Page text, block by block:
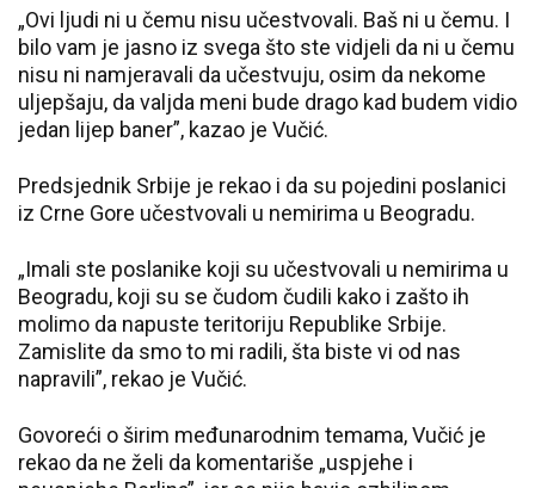
„Ovi ljudi ni u čemu nisu učestvovali. Baš ni u čemu. I
bilo vam je jasno iz svega što ste vidjeli da ni u čemu
nisu ni namjeravali da učestvuju, osim da nekome
uljepšaju, da valjda meni bude drago kad budem vidio
jedan lijep baner”, kazao je Vučić.
Predsjednik Srbije je rekao i da su pojedini poslanici
iz Crne Gore učestvovali u nemirima u Beogradu.
„Imali ste poslanike koji su učestvovali u nemirima u
Beogradu, koji su se čudom čudili kako i zašto ih
molimo da napuste teritoriju Republike Srbije.
Zamislite da smo to mi radili, šta biste vi od nas
napravili”, rekao je Vučić.
Govoreći o širim međunarodnim temama, Vučić je
rekao da ne želi da komentariše „uspjehe i